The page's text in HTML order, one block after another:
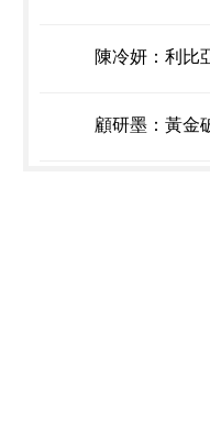
然氣操作布局
將至，現貨黃
準備
陳冷妍：利比
9.19現貨原油
顧研墨：黃金